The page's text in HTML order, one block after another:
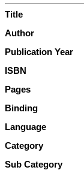
Title
Author
Publication Year
ISBN
Pages
Binding
Language
Category
Sub Category